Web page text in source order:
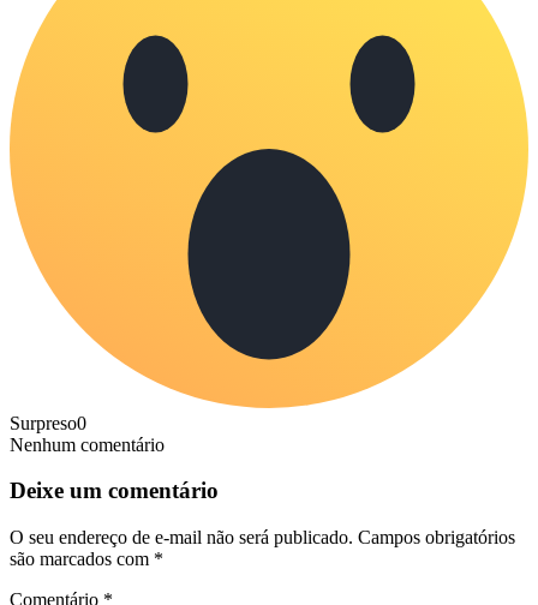
Surpreso0
Nenhum comentário
Deixe um comentário
O seu endereço de e-mail não será publicado. Campos obrigatórios
são marcados com *
Comentário *